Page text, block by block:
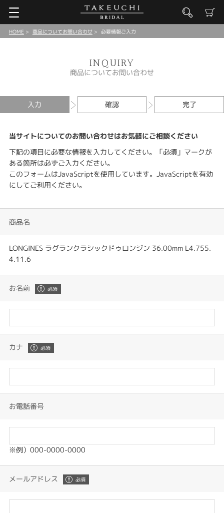
HOME 商品についてお問い合わせ 必要情報ご入力
INQUIRY
商品についてお問い合わせ
入力 確認 完了
当サイトについてのお問い合わせはお気軽にご相談ください
下記の項目に必要な情報を入力してください。「必須」マークが
ある箇所は必ずご入力ください。
このフォームはJavaScriptを使用しています。JavaScriptを有効
にしてご利用ください。
商品名
LONGINES ラグランクラシックドゥロンジン 36.00mm L4.755.
4.11.6
お名前
カナ
お電話番号
※例）000-0000-0000
メールアドレス